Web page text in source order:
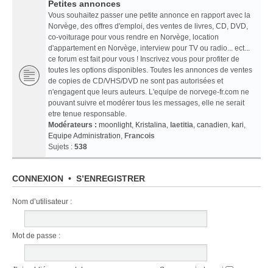
Petites annonces
Vous souhaitez passer une petite annonce en rapport avec la
Norvège, des offres d'emploi, des ventes de livres, CD, DVD,
co-voiturage pour vous rendre en Norvège, location
d'appartement en Norvège, interview pour TV ou radio... ect...
ce forum est fait pour vous ! Inscrivez vous pour profiter de
toutes les options disponibles. Toutes les annonces de ventes
de copies de CD/VHS/DVD ne sont pas autorisées et
n'engagent que leurs auteurs. L'equipe de norvege-fr.com ne
pouvant suivre et modérer tous les messages, elle ne serait
etre tenue responsable.
Modérateurs : moonlight, Kristalina, laetitia, canadien, kari,
Equipe Administration, Francois
Sujets : 538
CONNEXION • S’ENREGISTRER
Nom d’utilisateur :
Mot de passe :